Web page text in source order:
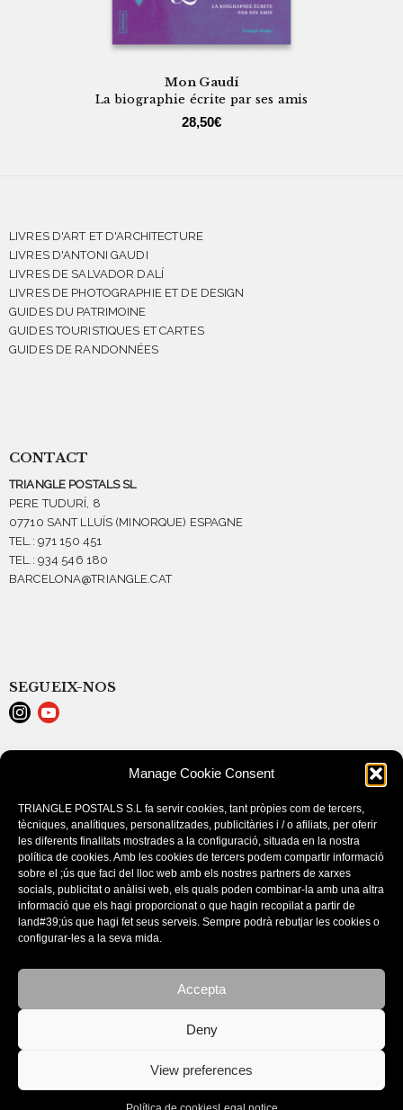
Manage Cookie Consent
TRIANGLE POSTALS S.L fa servir cookies, tant pròpies com de tercers,
tècniques, analítiques, personalitzades, publicitàries i / o afiliats, per oferir
les diferents finalitats mostrades a la configuració, situada en la nostra
política de cookies. Amb les cookies de tercers podem compartir informació
sobre el ;ús que faci del lloc web amb els nostres partners de xarxes
socials, publicitat o anàlisi web, els quals poden combinar-la amb una altra
informació que els hagi proporcionat o que hagin recopilat a partir de
land#39;ús que hagi fet seus serveis. Sempre podrà rebutjar les cookies o
configurar-les a la seva mida.
Accepta
Deny
View preferences
Mon Gaudí
La biographie écrite par ses amis
28,50€
LIVRES D'ART ET D'ARCHITECTURE
LIVRES D'ANTONI GAUDI
LIVRES DE SALVADOR DALÍ
LIVRES DE PHOTOGRAPHIE ET DE DESIGN
GUIDES DU PATRIMOINE
GUIDES TOURISTIQUES ET CARTES
GUIDES DE RANDONNÉES
CONTACT
TRIANGLE POSTALS SL
PERE TUDURÍ, 8
07710 SANT LLUÍS (MINORQUE) ESPAGNE
TEL.: 971 150 451
TEL.: 934 546 180
BARCELONA@TRIANGLE.CAT
SEGUEIX-NOS
POLÍTICA DE COOKIES (EU)
CONDITIONS D’ACHAT
CATALOGUES
© Copyright - Triangle Postals S.L. 2020 - design by:BORGEN STUDIO
nuestro uso de cookies.
Aceptar la configuración
Configuración general